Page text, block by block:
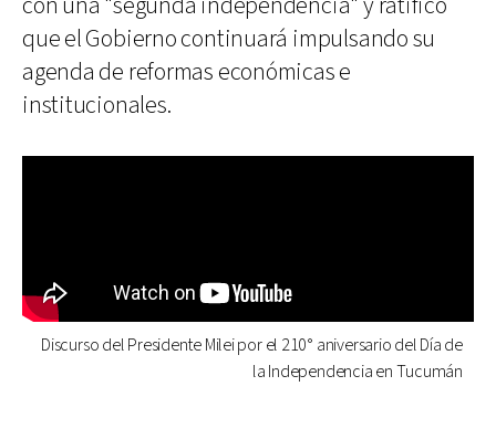
que el Gobierno continuará impulsando su
agenda de reformas económicas e
institucionales.
Discurso del Presidente Milei por el 210° aniversario del Día de
la Independencia en Tucumán